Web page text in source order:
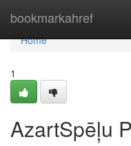
bookmarkahref
Home
Home
1
AzartSpēļu